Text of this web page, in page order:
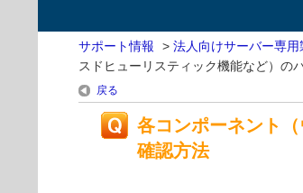
サポート情報 > 法人向けサーバー専
スドヒューリスティック機能など）の
戻る
各コンポーネント
確認方法